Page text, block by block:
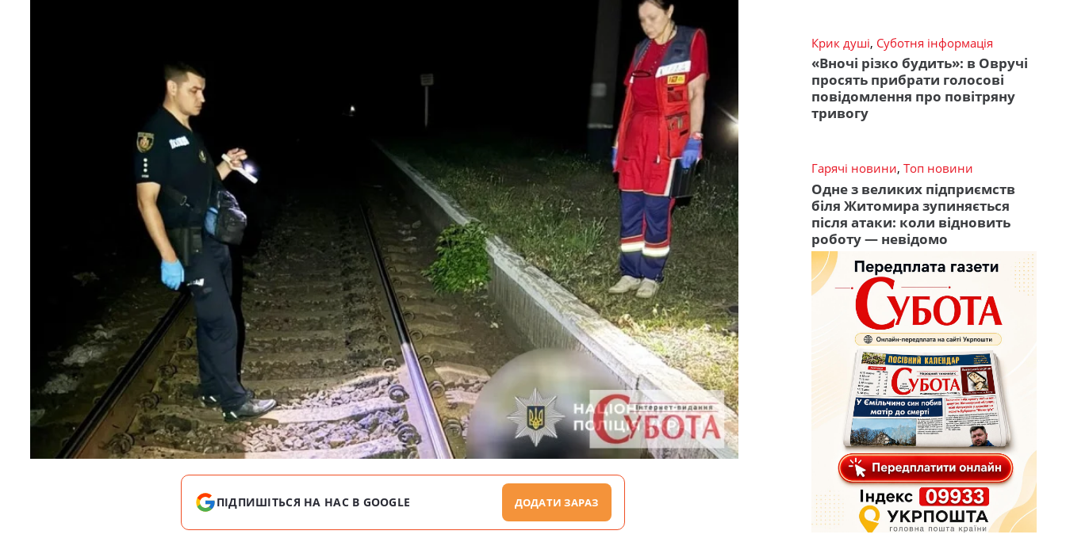
ПІДПИШІТЬСЯ НА НАС В GOOGLE ДОДАТИ ЗАРАЗ
Крик душі, Суботня інформація
«Вночі різко будить»: в Овручі
просять прибрати голосові
повідомлення про повітряну
тривогу
Гарячі новини, Топ новини
Одне з великих підприємств
біля Житомира зупиняється
після атаки: коли відновить
роботу — невідомо